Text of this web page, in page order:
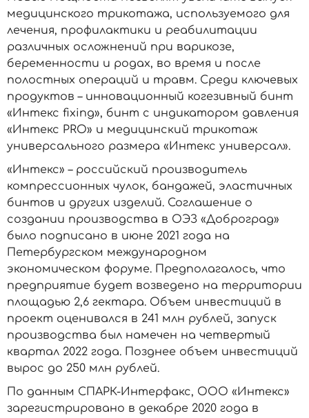
медицинского трикотажа, используемого для
лечения, профилактики и реабилитации
различных осложнений при варикозе,
беременности и родах, во время и после
полостных операций и травм. Среди ключевых
продуктов – инновационный когезивный бинт
«Интекс fixing», бинт с индикатором давления
«Интекс PRO» и медицинский трикотаж
универсального размера «Интекс универсал».
«Интекс» – российский производитель
компрессионных чулок, бандажей, эластичных
бинтов и других изделий. Соглашение о
создании производства в ОЭЗ «Доброград»
было подписано в июне 2021 года на
Петербургском международном
экономическом форуме. Предполагалось, что
предприятие будет возведено на территории
площадью 2,6 гектара. Объем инвестиций в
проект оценивался в 241 млн рублей, запуск
производства был намечен на четвертый
квартал 2022 года. Позднее объем инвестиций
вырос до 250 млн рублей.
По данным СПАРК-Интерфакс, ООО «Интекс»
зарегистрировано в декабре 2020 года в